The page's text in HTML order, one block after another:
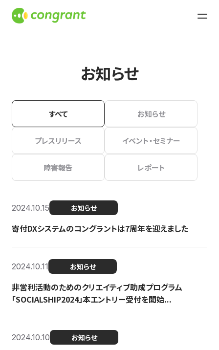
お知らせ
すべて お知らせ
プレスリリース イベント・セミナー
障害報告 レポート
2024.10.15 お知らせ
寄付DXシステムのコングラントは7周年を迎えました
2024.10.11 お知らせ
非営利活動のためのクリエイティブ助成プログラム
「SOCIALSHIP2024」本エントリー受付を開始...
2024.10.10 お知らせ